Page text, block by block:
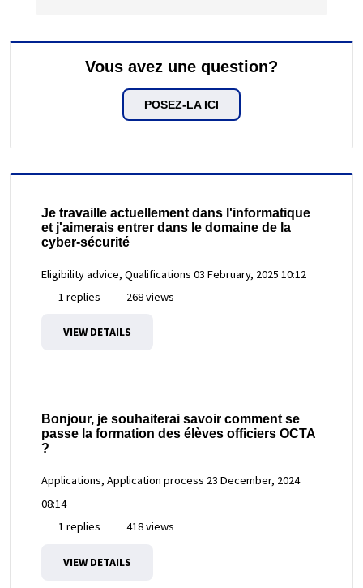
Vous avez une question?
POSEZ-LA ICI
Je travaille actuellement dans l'informatique
et j'aimerais entrer dans le domaine de la
cyber-sécurité
Eligibility advice, Qualifications 03 February, 2025 10:12
1 replies
268 views
VIEW DETAILS
Bonjour, je souhaiterai savoir comment se
passe la formation des élèves officiers OCTA
?
Applications, Application process 23 December, 2024
08:14
1 replies
418 views
VIEW DETAILS